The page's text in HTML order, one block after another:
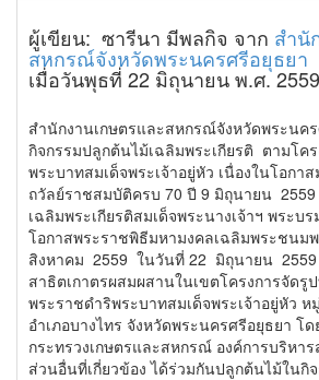
ผู้เขียน: ซารีนา มีพลกิจ จาก สำนั
สหกรณ์จังหวัดพระนครศรีอยุธยา
เมื่อวันพุธที่ 22 มิถุนายน พ.ศ.
สำนักงานเกษตรและสหกรณ์จังหวัดพระนค
กิจกรรมปลูกต้นไม้เฉลิมพระเกียรติ ตามโคร
พระบาทสมเด็จพระเจ้าอยู่หัว เนื่องในโอกา
ถวัลย์ราชสมบัติครบ 70 ปี 9 มิถุนายน 2559
เฉลิมพระเกียรติสมเด็จพระนางเจ้าฯ พระบ
โอกาสพระราชพิธีมหามงคลเฉลิมพระชนม
สิงหาคม 2559 ในวันที่ 22 มิถุนายน
สาธิตเกาตรผสมผสานในเขตโครงการจัดรู
พระราชดำริพระบาทสมเด็จพระเจ้าอยู่หัว
อำเภอบางไทร จังหวัดพระนครศรีอยุธยา โ
กระทรวงเกษตรและสหกรณ์ องค์การบริหา
ส่วนอื่นที่เกี่ยวข้อง ได้ร่วมกันปลูกต้นไม้ในกิ